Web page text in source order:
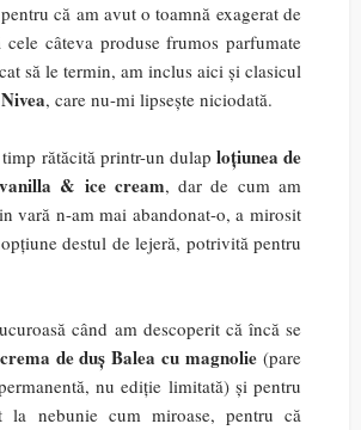
că am avut o toamnă exagerat de
cele câteva produse frumos parfumate
să le termin, am inclus aici și clasicul
, care nu-mi lipsește niciodată.
rătăcită printr-un dulap loțiunea de
& ice cream, dar de cum am
vară n-am mai abandonat-o, a mirosit
destul de lejeră, potrivită pentru
când am descoperit că încă se
crema de duș Balea cu magnolie (pare
nu ediție limitată) și pentru
la nebunie cum miroase, pentru că